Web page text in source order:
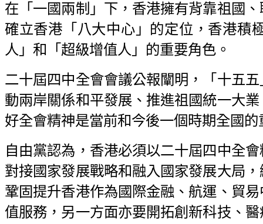
在「一國兩制」下，香港擁有背靠祖國
確立香港「八大中心」的定位，香港積
人」和「超級增值人」的重要角色。
二十屆四中全會會議公報闡明，「十五
動兩岸關係和平發展、推進祖國統一大
好全會精神是當前和今後一個時期全國
自由黨認為，香港必須以二十屆四中全
對接國家發展戰略和融入國家發展大局
鞏固提升香港作為國際金融、航運、貿
值服務，另一方面亦要開拓創新科技、